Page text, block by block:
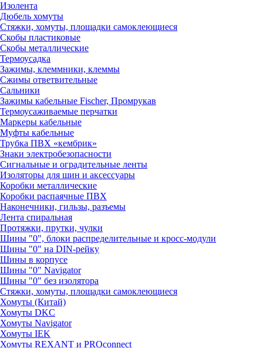
Изолента
Дюбель хомуты
Стяжки, хомуты, площадки самоклеющиеся
Скобы пластиковые
Скобы металлические
Термоусадка
Зажимы, клеммники, клеммы
Сжимы ответвительные
Сальники
Зажимы кабельные Fischer, Промрукав
Термоусаживаемые перчатки
Маркеры кабельные
Муфты кабельные
Трубка ПВХ «кембрик»
Знаки электробезопасности
Сигнальные и оградительные ленты
Изоляторы для шин и аксессуары
Коробки металлические
Коробки распаячные ПВХ
Наконечники, гильзы, разъемы
Лента спиральная
Протяжки, прутки, чулки
Шины "0", блоки распределительные и кросс-модули
Шины "0" на DIN-рейку
Шины в корпусе
Шины "0" Navigator
Шины "0" без изолятора
Стяжки, хомуты, площадки самоклеющиеся
Хомуты (Китай)
Хомуты DKC
Хомуты Navigator
Хомуты IEK
Хомуты REXANT и PROconnect